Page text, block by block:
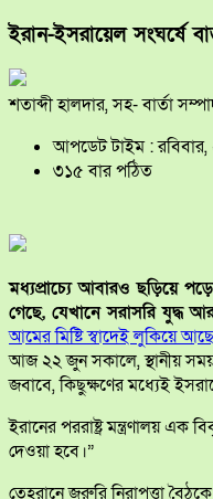
ইরান-ইসরায়েল সংঘর্ষে
শতাব্দী হালদার, সহ- বার্তা
আপডেট টাইম :
৩১৫ বার পঠিত
মধ্যপ্রাচ্যে আবারও ছড়িয়ে
গেছে, যেখানে সরাসরি যুদ্ধ
আমের মিষ্টি স্বাদেই লুকিয়ে
আজ ২২ জুন সকালে, স্থানীয় সময়
জবাবে, কিছুক্ষণের মধ্যেই
ইরানের পররাষ্ট্র মন্ত্রণালয়
দেওয়া হবে।”
তেহরানে জরুরি নিরাপত্তা